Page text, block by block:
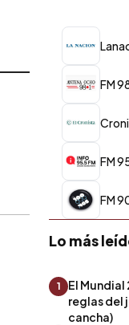
FM
FM
FM
Lo más
1
El
reglas del
cancha)